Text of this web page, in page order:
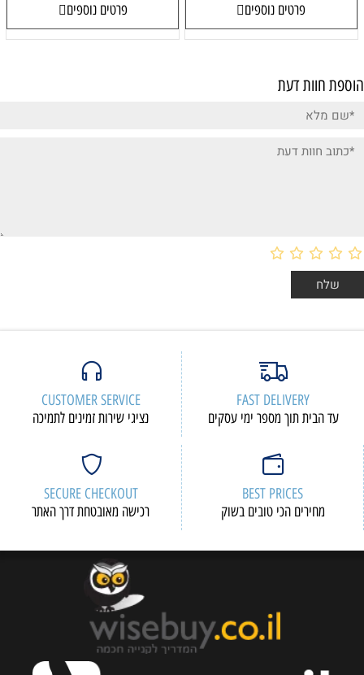
פרטים נוספים פרטים נוספים
הוספת חוות דעת
FAST DELIVERY
עד הבית תוך מספר ימי עסקים
CUSTOMER SERVICE
נציגי שירות זמינים לתמיכה
BEST PRICES
מחירים הכי טובים בשוק
SECURE CHECKOUT
רכישה מאובטחת דרך האתר